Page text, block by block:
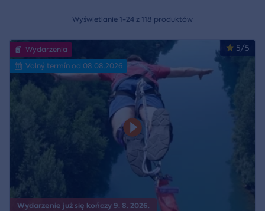
Wyświetlanie 1-24 z 118 produktów
Wydarzenie już się kończy 9. 8. 2026.
5/5
Wydarzenia
Volný termín od 08.08.2026